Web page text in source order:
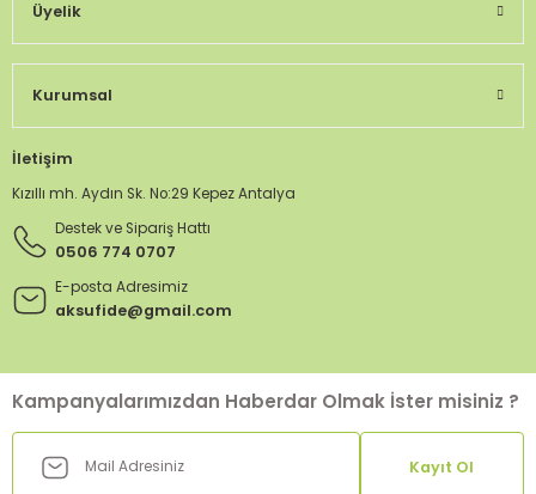
Üyelik
Kurumsal
İletişim
Kızıllı mh. Aydın Sk. No:29 Kepez Antalya
Destek ve Sipariş Hattı
0506 774 0707
E-posta Adresimiz
aksufide@gmail.com
Kampanyalarımızdan Haberdar Olmak İster misiniz ?
Kayıt Ol